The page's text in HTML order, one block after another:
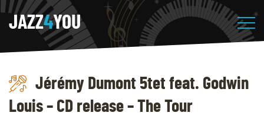
JAZZ4YOU
Jérémy Dumont 5tet feat. Godwin
Louis – CD release – The Tour